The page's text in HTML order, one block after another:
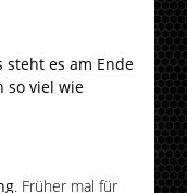
steht es am Ende
so viel wie
. Früher mal für